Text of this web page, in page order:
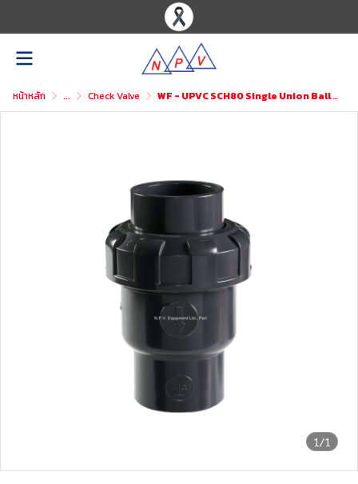
หน้าหลัก ... Check Valve WF - UPVC SCH80 Single Union Ball Check Valve Threaded BSPT
1/1